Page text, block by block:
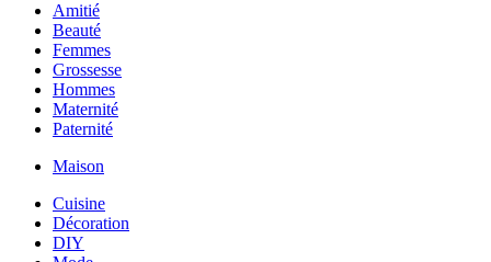
Amitié
Beauté
Femmes
Grossesse
Hommes
Maternité
Paternité
Maison
Cuisine
Décoration
DIY